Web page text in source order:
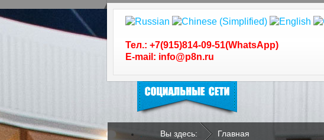
Тел.: +7(915)814-09-51(WhatsApp)
E-mail: info@p8n.ru
Следуйте за нами в
Вы здесь: Главная